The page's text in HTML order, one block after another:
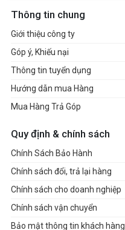
Thông tin chung
Giới thiệu công ty
Góp ý, Khiếu nại
Thông tin tuyển dụng
Hướng dẫn mua Hàng
Mua Hàng Trả Góp
Quy định & chính sách
Chính Sách Bảo Hành
Chính sách đổi, trả lại hàng
Chính sách cho doanh nghiệp
Chính sách vận chuyển
Bảo mật thông tin khách hàng